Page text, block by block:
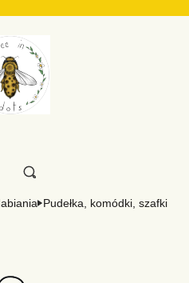
0. Zobacz szczegóły
Otwórz wyszukiwarkę
Szukaj
Pudełka, komódki, szafki